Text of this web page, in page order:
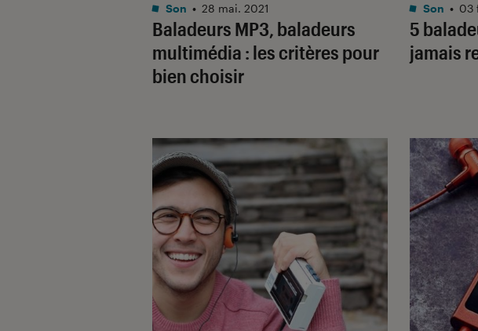
Baladeurs MP3, baladeurs
multimédia : les critères pour
bien choisir
Son • 28 mai. 2021
5
jamais
Son • 03